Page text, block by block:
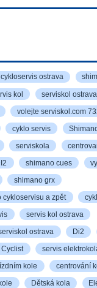
cykloservis ostrava
kol serviskol ostrava
volejte serviskol.com
cyklo servis
serviskola
shimano cues
shimano grx
cykloservisu a zpět
servis kol ostrava
ostrava Di2
Cyclist servis
kole centrování
Dětská kola